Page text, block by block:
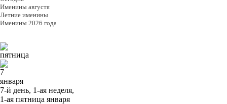
Именины августя
Летние именины
Именины 2026 года
пятница
7
января
7-й день, 1-ая неделя,
1-ая пятница января